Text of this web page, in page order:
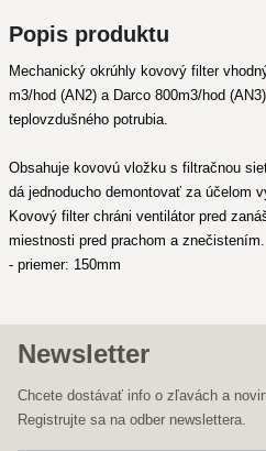
Popis produktu
Mechanický okrúhly kovový filter
m3/hod (AN2) a Darco 800m3/hod
teplovzdušného potrubia.
Obsahuje kovovú vložku s filtračnou
dá jednoducho demontovať za účelom
Kovový filter chráni ventilátor pred
miestnosti pred prachom a znečistením.
- priemer: 150mm
Newsletter
Chcete dostávať info o zľavách a
Registrujte sa na odber newslettera.